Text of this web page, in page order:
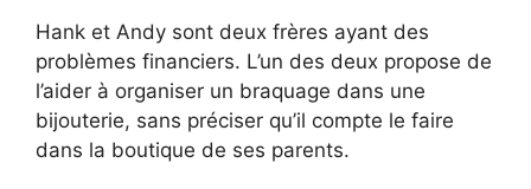
Hank et Andy sont deux frères ayant des
problèmes financiers. L’un des deux propose de
l’aider à organiser un braquage dans une
bijouterie, sans préciser qu’il compte le faire
dans la boutique de ses parents.